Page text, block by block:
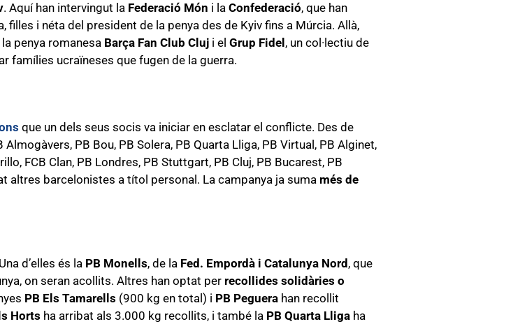
. Aquí han intervingut la Federació Món i la Confederació, que han
filles i néta del president de la penya des de Kyiv fins a Múrcia. Allà,
penya romanesa Barça Fan Club Cluj i el Grup Fidel , un col·lectiu de
famílies ucraïneses que fugen de la guerra.
que un dels seus socis va iniciar en esclatar el conflicte. Des de
Almogàvers, PB Bou, PB Solera, PB Quarta Lliga, PB Virtual, PB Alginet,
FCB Clan, PB Londres, PB Stuttgart, PB Cluj, PB Bucarest, PB
altres barcelonistes a títol personal. La campanya ja suma més de
d’elles és la PB Monells, de la Fed. Empordà i Catalunya Nord , que
on seran acollits. Altres han optat per recollides solidàries o
PB Els Tamarells (900 kg en total) i PB Peguera han recollit
Horts ha arribat als 3.000 kg recollits, i també la PB Quarta Lliga ha